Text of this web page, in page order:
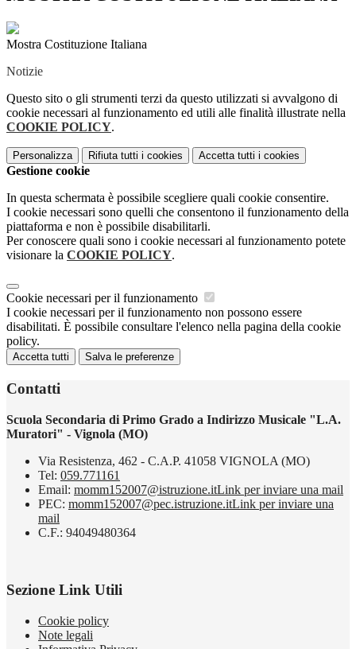
Mostra Costituzione Italiana
Notizie
Questo sito o gli strumenti terzi da questo utilizzati si avvalgono di
cookie necessari al funzionamento ed utili alle finalità illustrate nella
COOKIE POLICY.
Personalizza Rifiuta tutti i cookies Accetta tutti i cookies
Gestione cookie
In questa schermata è possibile scegliere quali cookie consentire.
I cookie necessari sono quelli che consentono il funzionamento della
piattaforma e non è possibile disabilitarli.
Per conoscere quali sono i cookie necessari al funzionamento potete
visionare la COOKIE POLICY.
Cookie necessari per il funzionamento
I cookie necessari per il funzionamento non possono essere
disabilitati. È possibile consultare l'elenco nella pagina della cookie
policy.
Accetta tutti Salva le preferenze
Contatti
Scuola Secondaria di Primo Grado a Indirizzo Musicale "L.A.
Muratori" - Vignola (MO)
Via Resistenza, 462 - C.A.P. 41058 VIGNOLA (MO)
Tel: 059.771161
Email: momm152007@istruzione.itLink per inviare una mail
PEC: momm152007@pec.istruzione.itLink per inviare una
mail
C.F.: 94049480364
Sezione Link Utili
Cookie policy
Note legali